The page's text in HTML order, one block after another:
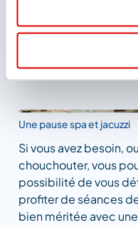
compris. Un moment
couper le souffle.
Pause au summum
Une pause spa et jacuzzi
Si vous avez besoin,
chouchouter, vous
possibilité de vous
profiter de séances
bien méritée avec